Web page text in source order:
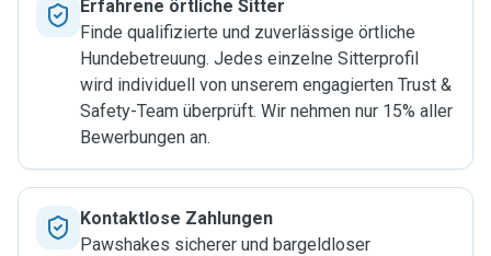
Erfahrene örtliche Sitter
Finde qualifizierte und zuverlässige örtliche
Hundebetreuung. Jedes einzelne Sitterprofil
wird individuell von unserem engagierten Trust &
Safety-Team überprüft. Wir nehmen nur 15% aller
Bewerbungen an.
Kontaktlose Zahlungen
Pawshakes sicherer und bargeldloser